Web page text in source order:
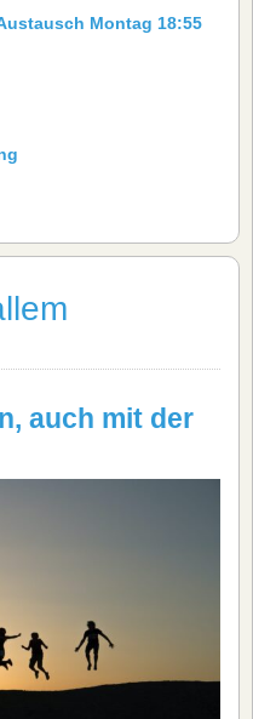
Montag 18:55
auch mit der